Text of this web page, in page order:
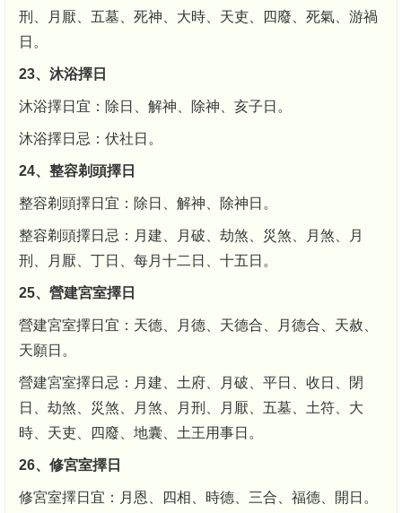
刑、月厭、五墓、死神、大時、天吏、四廢、死氣、游禍
日。
23、沐浴擇日
沐浴擇日宜：除日、解神、除神、亥子日。
沐浴擇日忌：伏社日。
24、整容剃頭擇日
整容剃頭擇日宜：除日、解神、除神日。
整容剃頭擇日忌：月建、月破、劫煞、災煞、月煞、月
刑、月厭、丁日、每月十二日、十五日。
25、營建宮室擇日
營建宮室擇日宜：天德、月德、天德合、月德合、天赦、
天願日。
營建宮室擇日忌：月建、土府、月破、平日、收日、閉
日、劫煞、災煞、月煞、月刑、月厭、五墓、土符、大
時、天吏、四廢、地囊、土王用事日。
26、修宮室擇日
修宮室擇日宜：月恩、四相、時德、三合、福德、開日。